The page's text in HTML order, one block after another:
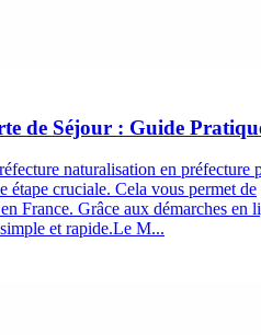
de Séjour : Guide
naturalisation en préfecture
étape cruciale. Cela vous permet de
France. Grâce aux démarches en
et rapide.Le M...